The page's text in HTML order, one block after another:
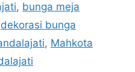
, bunga meja
dekorasi bunga
, Mahkota